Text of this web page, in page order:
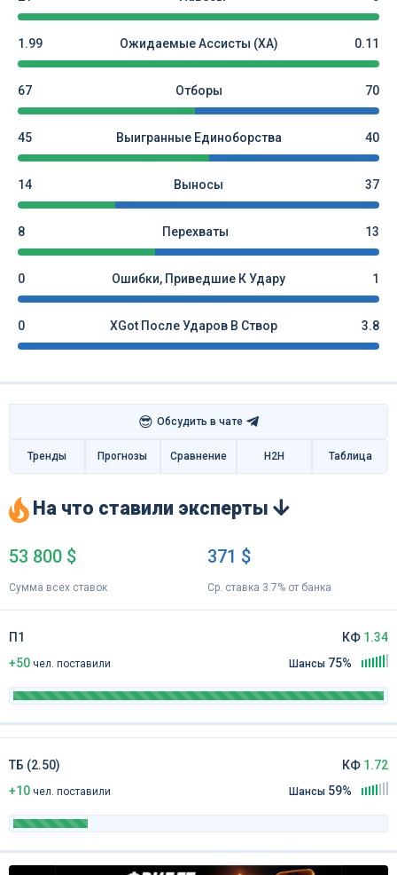
1.99 Ожидаемые Ассисты (xA) 0.11
67 Отборы 70
45 Выигранные Единоборства 40
14 Выносы 37
8 Перехваты 13
0 Ошибки, Приведшие К Удару 1
0 XGot После Ударов В Створ 3.8
😎 Обсудить в чате
Тренды Прогнозы Сравнение H2H Таблица
На что ставили эксперты
53 800 $
Сумма всех ставок
371 $
Ср. ставка 3.7% от банка
П1
+50 чел. поставили
КФ 1.34
Шансы 75%
ТБ (2.50)
+10 чел. поставили
КФ 1.72
Шансы 59%